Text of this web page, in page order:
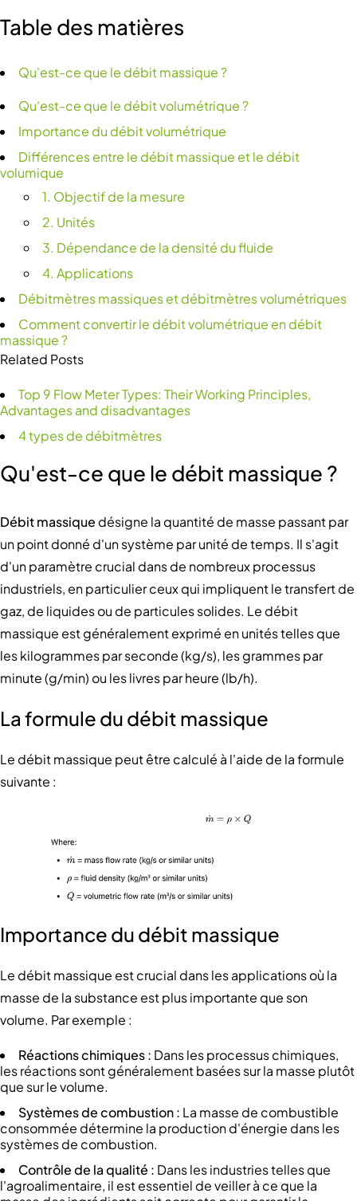
Table des matières
Qu'est-ce que le débit massique ?
Qu'est-ce que le débit volumétrique ?
Importance du débit volumétrique
Différences entre le débit massique et le débit
volumique
1. Objectif de la mesure
2. Unités
3. Dépendance de la densité du fluide
4. Applications
Débitmètres massiques et débitmètres volumétriques
Comment convertir le débit volumétrique en débit
massique ?
Related Posts
Top 9 Flow Meter Types: Their Working Principles,
Advantages and disadvantages
4 types de débitmètres
Qu'est-ce que le débit massique ?
Débit massique désigne la quantité de masse passant par
un point donné d'un système par unité de temps. Il s'agit
d'un paramètre crucial dans de nombreux processus
industriels, en particulier ceux qui impliquent le transfert de
gaz, de liquides ou de particules solides. Le débit
massique est généralement exprimé en unités telles que
les kilogrammes par seconde (kg/s), les grammes par
minute (g/min) ou les livres par heure (lb/h).
La formule du débit massique
Le débit massique peut être calculé à l'aide de la formule
suivante :
Importance du débit massique
Le débit massique est crucial dans les applications où la
masse de la substance est plus importante que son
volume. Par exemple :
Réactions chimiques : Dans les processus chimiques,
les réactions sont généralement basées sur la masse plutôt
que sur le volume.
Systèmes de combustion : La masse de combustible
consommée détermine la production d'énergie dans les
systèmes de combustion.
Contrôle de la qualité : Dans les industries telles que
l'agroalimentaire, il est essentiel de veiller à ce que la